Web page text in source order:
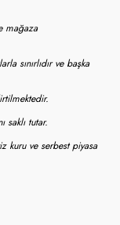
mağaza
sınırlıdır ve başka
saklı tutar.
kuru ve serbest piyasa